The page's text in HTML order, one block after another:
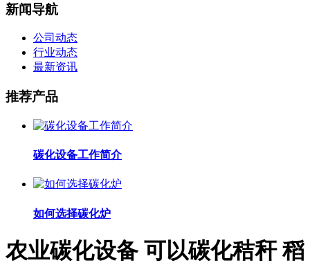
新闻导航
公司动态
行业动态
最新资讯
推荐产品
碳化设备工作简介
如何选择碳化炉
农业碳化设备 可以碳化秸秆 稻